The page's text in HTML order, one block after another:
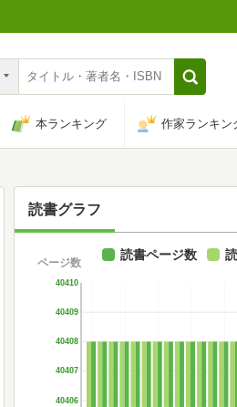
本ランキング 作家ランキン
読書グラフ
40406
40407
40408
40409
40410
ページ数
読書ページ数